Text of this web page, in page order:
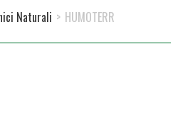
Naturali > HUMOTERR